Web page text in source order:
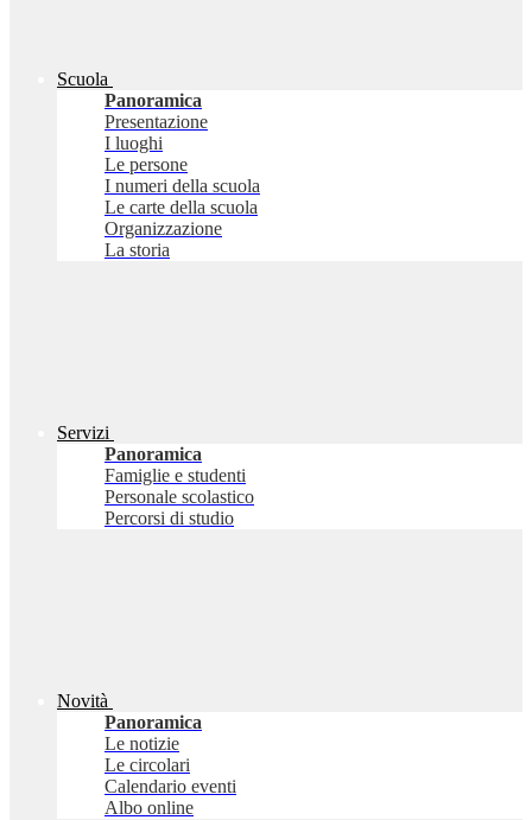
Scuola
Panoramica
Presentazione
I luoghi
Le persone
I numeri della scuola
Le carte della scuola
Organizzazione
La storia
Servizi
Panoramica
Famiglie e studenti
Personale scolastico
Percorsi di studio
Novità
Panoramica
Le notizie
Le circolari
Calendario eventi
Albo online